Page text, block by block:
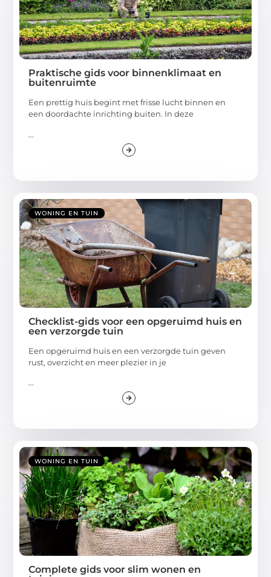
Praktische gids voor binnenklimaat en
buitenruimte
Een prettig huis begint met frisse lucht binnen en
een doordachte inrichting buiten. In deze
...
WONING EN TUIN
Checklist-gids voor een opgeruimd huis en
een verzorgde tuin
Een opgeruimd huis en een verzorgde tuin geven
rust, overzicht en meer plezier in je
...
WONING EN TUIN
Complete gids voor slim wonen en